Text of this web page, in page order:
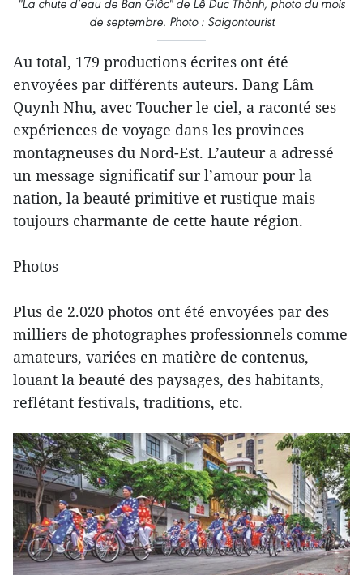
"La chute d’eau de Ban Giôc" de Lê Duc Thành, photo du mois
de septembre. Photo : Saigontourist
Au total, 179 productions écrites ont été
envoyées par différents auteurs. Dang Lâm
Quynh Nhu, avec Toucher le ciel, a raconté ses
expériences de voyage dans les provinces
montagneuses du Nord-Est. L’auteur a adressé
un message significatif sur l’amour pour la
nation, la beauté primitive et rustique mais
toujours charmante de cette haute région.
Photos
Plus de 2.020 photos ont été envoyées par des
milliers de photographes professionnels comme
amateurs, variées en matière de contenus,
louant la beauté des paysages, des habitants,
reflétant festivals, traditions, etc.